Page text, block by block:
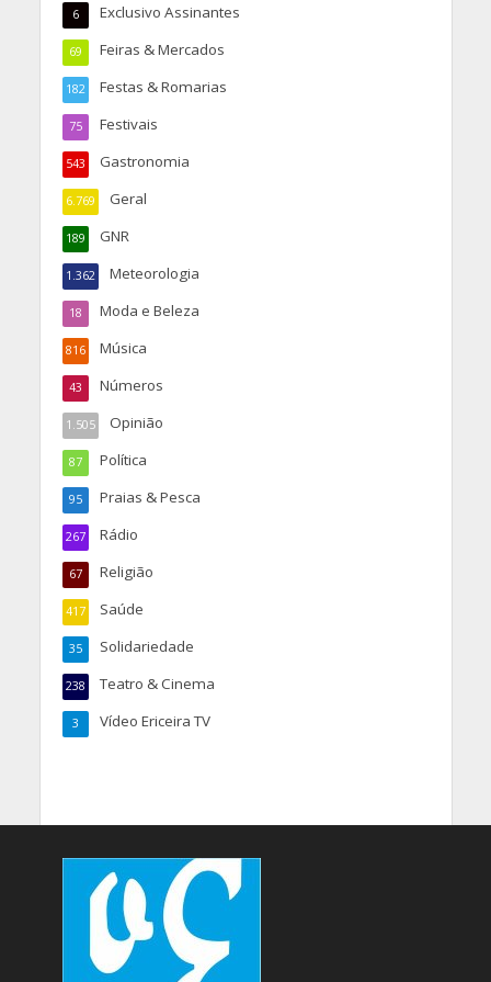
Exclusivo Assinantes
6
Feiras & Mercados
69
Festas & Romarias
182
Festivais
75
Gastronomia
543
Geral
6.769
GNR
189
Meteorologia
1.362
Moda e Beleza
18
Música
816
Números
43
Opinião
1.505
Política
87
Praias & Pesca
95
Rádio
267
Religião
67
Saúde
417
Solidariedade
35
Teatro & Cinema
238
Vídeo Ericeira TV
3